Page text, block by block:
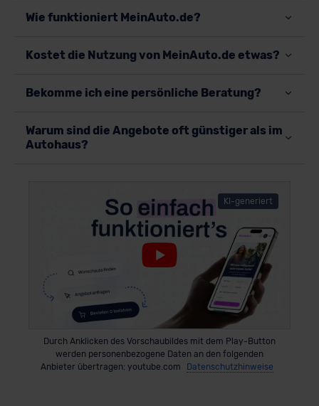
Wie funktioniert MeinAuto.de?
Kostet die Nutzung von MeinAuto.de etwas?
Bekomme ich eine persönliche Beratung?
Warum sind die Angebote oft günstiger als im
Autohaus?
KI-generiert
Durch Anklicken des Vorschaubildes mit dem Play-Button
werden personenbezogene Daten an den folgenden
Anbieter übertragen: youtube.com
Datenschutzhinweise